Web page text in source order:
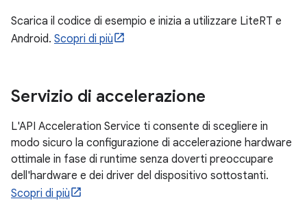
Scarica il codice di esempio e inizia a utilizzare LiteRT e
Android. Scopri di più
Servizio di accelerazione
L'API Acceleration Service ti consente di scegliere in
modo sicuro la configurazione di accelerazione hardware
ottimale in fase di runtime senza doverti preoccupare
dell'hardware e dei driver del dispositivo sottostanti.
Scopri di più